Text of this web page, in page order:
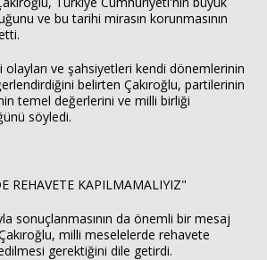
ve bu tarihi mirasın korunmasının
ve şahsiyetleri kendi dönemlerinin
belirten Çakıroğlu, partilerinin
temel değerlerini ve milli birliği
söyledi.
REHAVETE KAPILMAMALIYIZ"
sonuçlanmasının da önemli bir mesaj
milli meselelerde rehavete
gerektiğini dile getirdi.